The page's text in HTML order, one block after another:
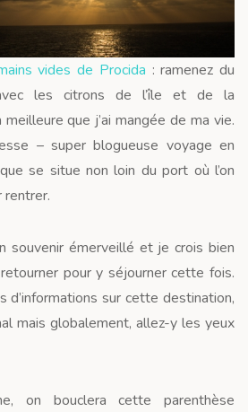
vides de Procida : ramenez du
les citrons de l’île et de la
que j’ai mangée de ma vie.
– super blogueuse voyage en
se situe non loin du port où l’on
rentrer.
souvenir émerveillé et je crois bien
pour y séjourner cette fois.
d’informations sur cette destination,
mais globalement, allez-y les yeux
on bouclera cette parenthèse